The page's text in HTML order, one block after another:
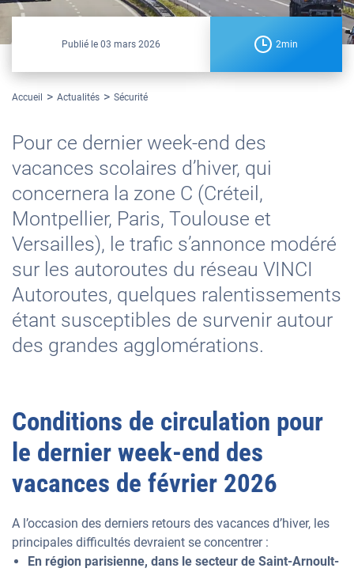
Publié le 03 mars 2026 2min
Accueil Actualités Sécurité
Pour ce dernier week-end des
vacances scolaires d’hiver, qui
concernera la zone C (Créteil,
Montpellier, Paris, Toulouse et
Versailles), le trafic s’annonce modéré
sur les autoroutes du réseau VINCI
Autoroutes, quelques ralentissements
étant susceptibles de survenir autour
des grandes agglomérations.
Conditions de circulation pour
le dernier week-end des
vacances de février 2026
A l’occasion des derniers retours des vacances d’hiver, les
principales difficultés devraient se concentrer :
En région parisienne, dans le secteur de Saint-Arnoult-